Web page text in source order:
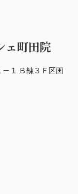
ェ町田院
１ Ｂ練３Ｆ区画